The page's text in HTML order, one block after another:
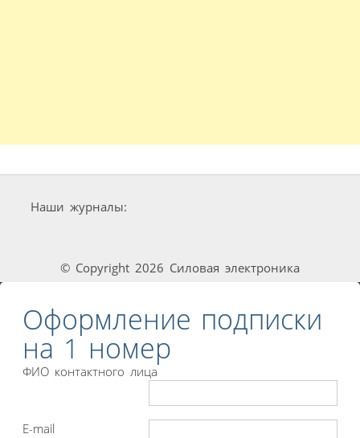
Наши журналы:
© Copyright 2026 Силовая электроника
Оформление подписки
на 1 номер
ФИО контактного лица
E-mail